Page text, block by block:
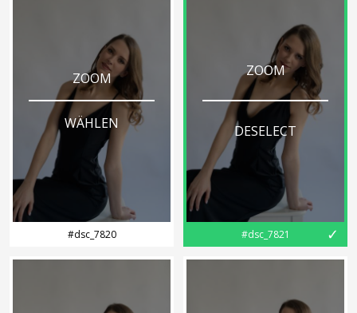
ZOOM
WÄHLEN
#dsc_7820
ZOOM
DESELECT
✓
#dsc_7821